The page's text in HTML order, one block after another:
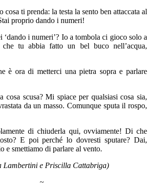
cosa ti prenda: la testa la sento ben attaccata al
proprio dando i numeri!
‘dando i numeri’? Io a tombola ci gioco solo a
tu abbia fatto un bel buco nell’acqua,
è ora di metterci una pietra sopra e parlare
cosa scusa? Mi spiace per qualsiasi cosa sia,
da un masso. Comunque sputa il rospo,
di chiuderla qui, ovviamente! Di che
E poi perché lo dovresti sputare? Dai,
e smettiamo di parlare al vento.
Lambertini e Priscilla Cattabriga)
~